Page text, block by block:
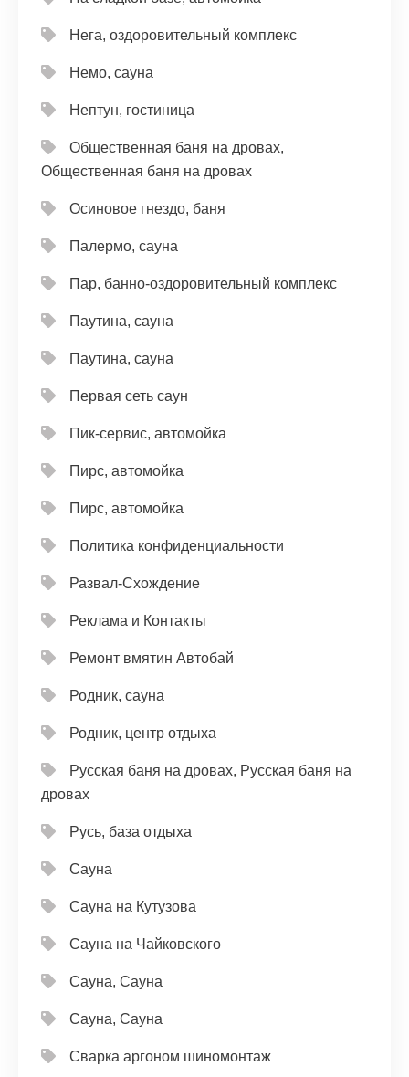
Нега, оздоровительный комплекс
Немо, сауна
Нептун, гостиница
Общественная баня на дровах,
Общественная баня на дровах
Осиновое гнездо, баня
Палермо, сауна
Пар, банно-оздоровительный комплекс
Паутина, сауна
Паутина, сауна
Первая сеть саун
Пик-сервис, автомойка
Пирс, автомойка
Пирс, автомойка
Политика конфиденциальности
Развал-Схождение
Реклама и Контакты
Ремонт вмятин Автобай
Родник, сауна
Родник, центр отдыха
Русская баня на дровах, Русская баня на
дровах
Русь, база отдыха
Сауна
Сауна на Кутузова
Сауна на Чайковского
Сауна, Сауна
Сауна, Сауна
Сварка аргоном шиномонтаж